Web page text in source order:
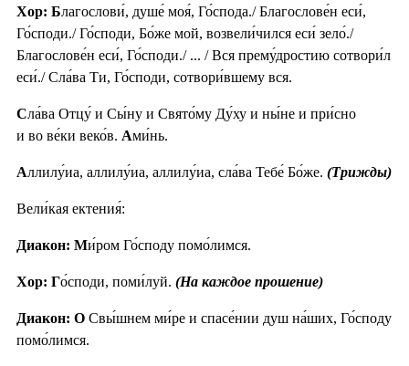
Хор: Благослови́, душе́ моя́, Го́спода./ Благослове́н еси́,
Го́споди./ Го́споди, Бо́же мой, возвели́чился еси́ зело́./
Благослове́н еси́, Го́споди./ ... / Вся прему́дростию сотвори́л
еси́./ Сла́ва Ти, Го́споди, сотвори́вшему вся.
Сла́ва Отцу́ и Сы́ну и Свято́му Ду́ху и ны́не и при́сно
и во ве́ки веко́в. Ами́нь.
Аллилу́иа, аллилу́иа, аллилу́иа, сла́ва Тебе́ Бо́же. (Трижды)
Вели́кая ектения́:
Диакон: Ми́ром Го́споду помо́лимся.
Хор: Го́споди, поми́луй. (На каждое прошение)
Диакон: О Свы́шнем ми́ре и спасе́нии душ на́ших, Го́споду
помо́лимся.